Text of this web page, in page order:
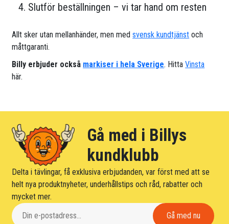
Slutför beställningen – vi tar hand om resten
Allt sker utan mellanhänder, men medsvensk kundtjänst och
måttgaranti.
Billy erbjuder också markiser i hela Sverige. HittaVinsta
här.
Gå med i Billys
kundklubb
Delta i tävlingar, få exklusiva erbjudanden, var först med att se
helt nya produktnyheter, underhållstips och råd, rabatter och
mycket mer.